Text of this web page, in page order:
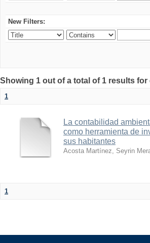
New Filters:
Showing 1 out of a total of 1 results
1
La contabilidad
como herramienta de
sus habitantes
Acosta Martínez, Seyrin
1